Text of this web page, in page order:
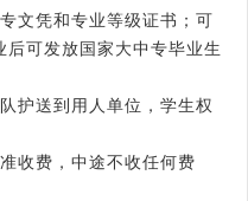
凭和专业等级证书；可
可发放国家大中专毕业生
送到用人单位，学生权
费，中途不收任何费